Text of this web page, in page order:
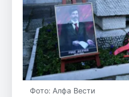
Фото: Алфа Вести